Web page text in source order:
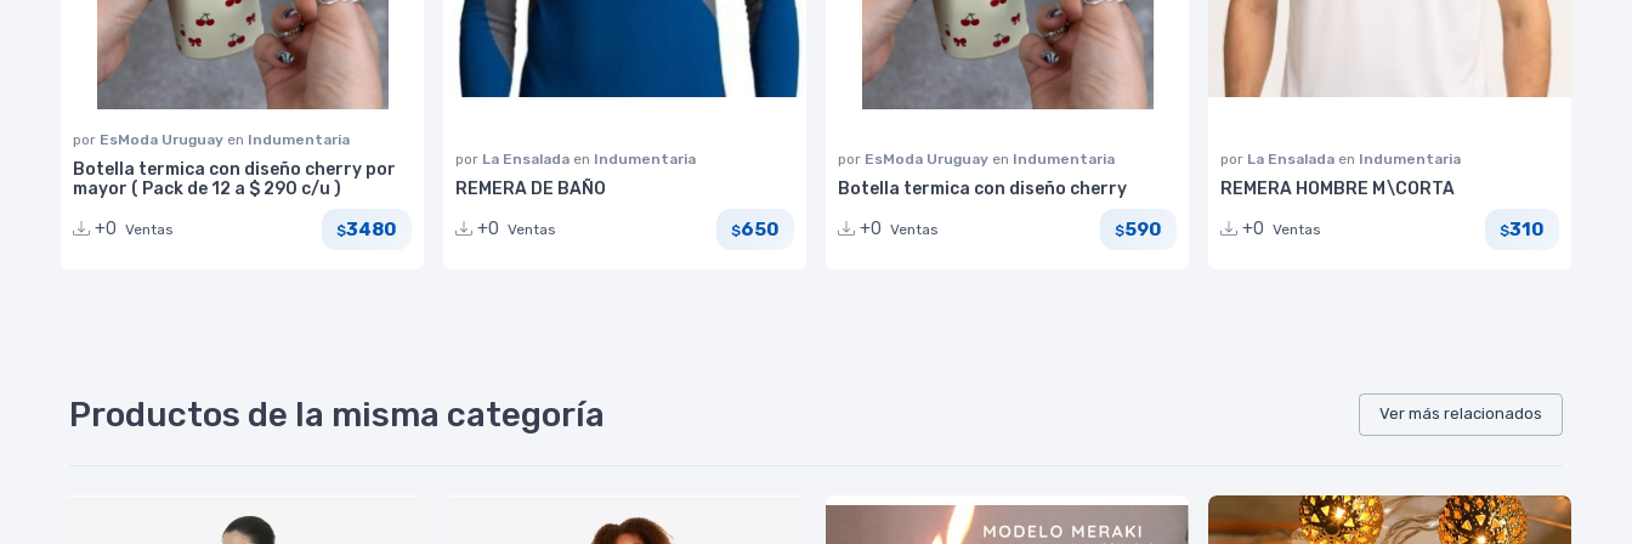
por EsModa Uruguay en Indumentaria
Botella termica con diseño cherry por
mayor ( Pack de 12 a $ 290 c/u )
+0 Ventas $3480
por La Ensalada en Indumentaria
REMERA DE BAÑO
+0 Ventas $650
por EsModa Uruguay en Indumentaria
Botella termica con diseño cherry
+0 Ventas $590
por La Ensalada en Indumentaria
REMERA HOMBRE M\CORTA
+0 Ventas $310
Productos de la misma categoría Ver más relacionados